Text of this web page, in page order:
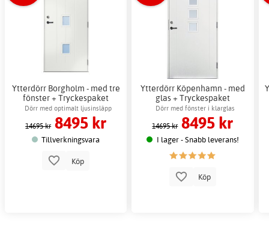
Ytterdörr Borgholm - med tre
fönster + Tryckespaket
Dörr med optimalt ljusinsläpp
14695 kr 8495 kr
Tillverkningsvara
Köp
Ytterdörr Köpenhamn - med
glas + Tryckespaket
Dörr med fönster i klarglas
14695 kr 8495 kr
I lager - Snabb leverans!
Köp